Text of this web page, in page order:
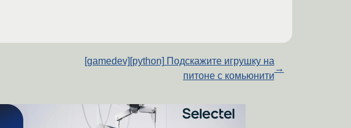
[gamedev][python] Подскажите игрушку на
питоне с комьюнити
→